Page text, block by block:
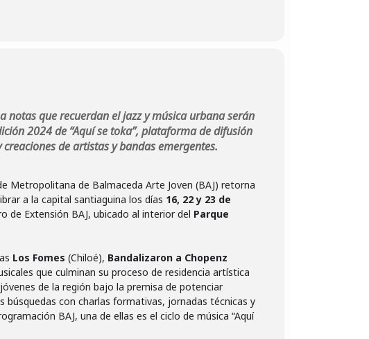
que recuerdan el jazz y música urbana serán
2024 de “Aquí se toka”, plataforma de difusión
de artistas y bandas emergentes.
Metropolitana de Balmaceda Arte Joven (BAJ) retorna
a la capital santiaguina los días 16, 22 y 23 de
de Extensión BAJ, ubicado al interior del Parque
Los Fomes (Chiloé), Bandalizaron a Chopenz
que culminan su proceso de residencia artística
de la región bajo la premisa de potenciar
búsquedas con charlas formativas, jornadas técnicas y
BAJ, una de ellas es el ciclo de música “Aquí